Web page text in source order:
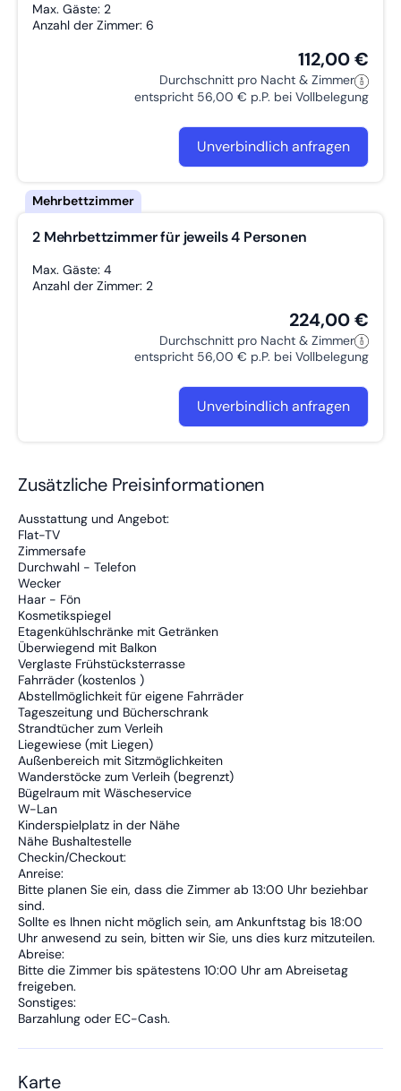
Max. Gäste: 2
Anzahl der Zimmer: 6
112,00 €
Durchschnitt pro Nacht & Zimmer
entspricht 56,00 € p.P. bei Vollbelegung
Unverbindlich anfragen
2 Mehrbettzimmer für jeweils 4 Personen
Max. Gäste: 4
Anzahl der Zimmer: 2
224,00 €
Durchschnitt pro Nacht & Zimmer
entspricht 56,00 € p.P. bei Vollbelegung
Unverbindlich anfragen
Zusätzliche Preisinformationen
Ausstattung und Angebot:
Flat-TV
Zimmersafe
Durchwahl - Telefon
Wecker
Haar - Fön
Kosmetikspiegel
Etagenkühlschränke mit Getränken
Überwiegend mit Balkon
Verglaste Frühstücksterrasse
Fahrräder (kostenlos )
Abstellmöglichkeit für eigene Fahrräder
Tageszeitung und Bücherschrank
Strandtücher zum Verleih
Liegewiese (mit Liegen)
Außenbereich mit Sitzmöglichkeiten
Wanderstöcke zum Verleih (begrenzt)
Bügelraum mit Wäscheservice
W-Lan
Kinderspielplatz in der Nähe
Nähe Bushaltestelle
Checkin/Checkout:
Anreise:
Bitte planen Sie ein, dass die Zimmer ab 13:00 Uhr beziehbar
sind.
Sollte es Ihnen nicht möglich sein, am Ankunftstag bis 18:00
Uhr anwesend zu sein, bitten wir Sie, uns dies kurz mitzuteilen.
Abreise:
Bitte die Zimmer bis spätestens 10:00 Uhr am Abreisetag
freigeben.
Sonstiges:
Barzahlung oder EC-Cash.
Karte